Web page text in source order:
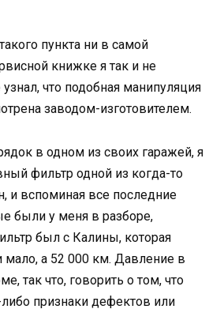
пункта ни в самой
книжке я так и не
что подобная манипуляция
заводом-изготовителем.
в одном из своих гаражей, я
фильтр одной из когда-то
и вспоминая все последние
были у меня в разборе,
был с Калины, которая
а 52 000 км. Давление в
так что, говорить о том, что
признаки дефектов или